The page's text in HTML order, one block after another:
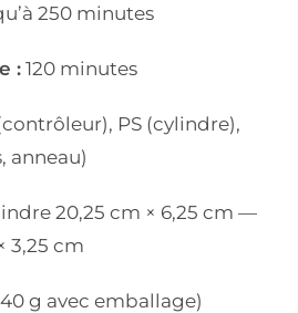
250 minutes
: 120 minutes
PS (cylindre),
anneau)
20,25 cm × 6,25 cm —
3,25 cm
g avec emballage)